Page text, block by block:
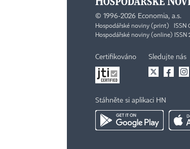
© 1996-2026 Economia, a.s.
Hospodářské noviny (print) ISSN
Hospodářské noviny (online) ISSN
Certifikováno Sledujte nás
Stáhněte si aplikaci HN